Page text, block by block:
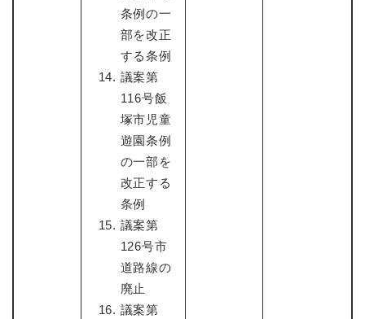
条例の一
部を改正
する条例
議案第
116号飯
塚市児童
遊園条例
の一部を
改正する
条例
議案第
126号市
道路線の
廃止
議案第